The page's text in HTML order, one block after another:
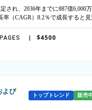
され、2036年までに887億6,000
（CAGR）8.2％で成長すると見
| $4500
よび
トップトレンド 販売